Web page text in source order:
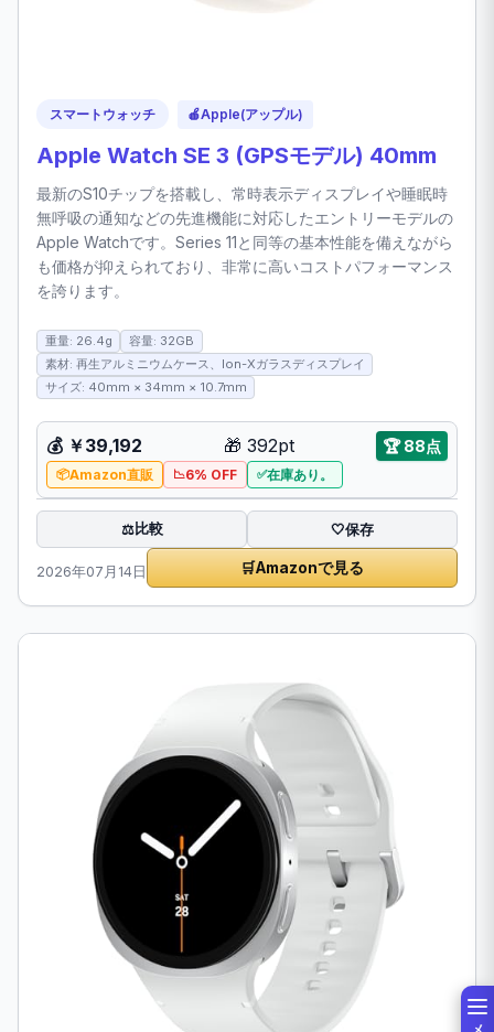
スマートウォッチ 🍎Apple(アップル)
Apple Watch SE 3 (GPSモデル) 40mm
最新のS10チップを搭載し、常時表示ディスプレイや睡眠時
無呼吸の通知などの先進機能に対応したエントリーモデルの
Apple Watchです。Series 11と同等の基本性能を備えながら
も価格が抑えられており、非常に高いコストパフォーマンス
を誇ります。
重量: 26.4g
容量: 32GB
素材: 再生アルミニウムケース、Ion-Xガラスディスプレイ
サイズ: 40mm × 34mm × 10.7mm
💰 ￥39,192 🎁 392pt 🏆88点
Amazon直販 6% OFF 在庫あり。
⚖️比較 🤍保存
2026年07月14日 🛒Amazonで見る